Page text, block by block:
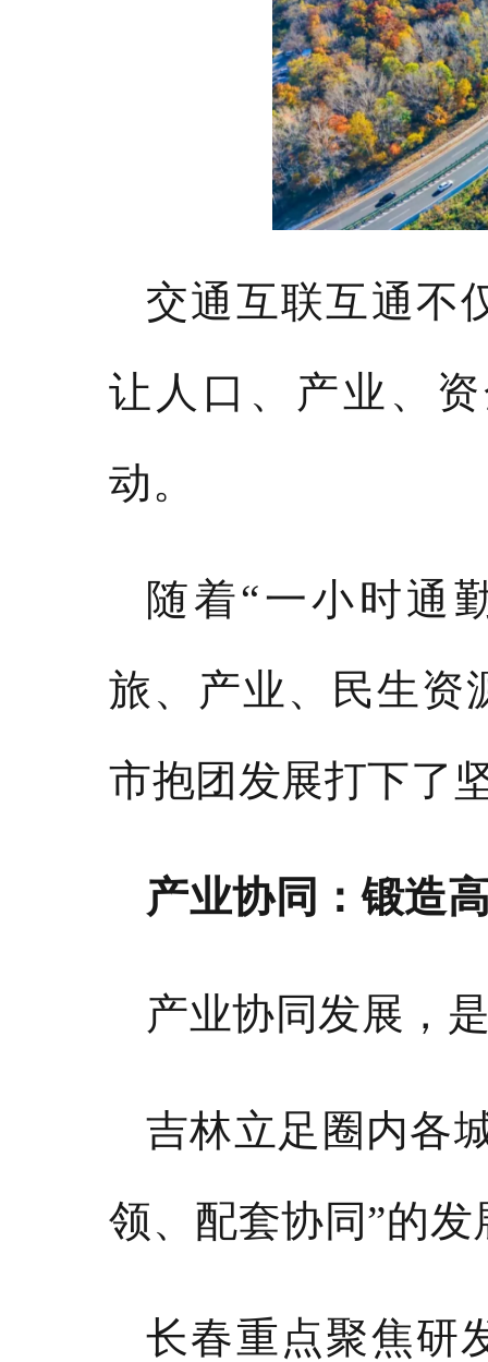
交通互联互通不
让人口、产业、
动。
随着“一小时通
旅、产业、民生资
市抱团发展打下了
产业协同：锻造
产业协同发展，
吉林立足圈内各
领、配套协同”的发
长春重点聚焦研